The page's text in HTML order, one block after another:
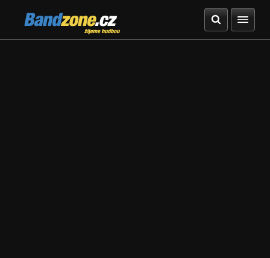
Bandzone.cz
žijeme hudbou